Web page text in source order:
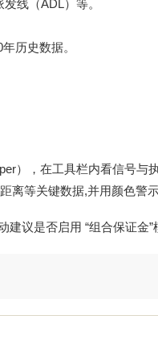
线（ADL）等。
历史数据。
），在工具栏内看信号与执
离等关键数据,并用颜色警示
议是否启用 “组合保证金”